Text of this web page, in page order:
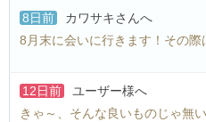
8日前 カワサキさんへ
8月末に会いに行きます！その
12日前 ユーザー様へ
きゃ～、そんな良いものじゃ無